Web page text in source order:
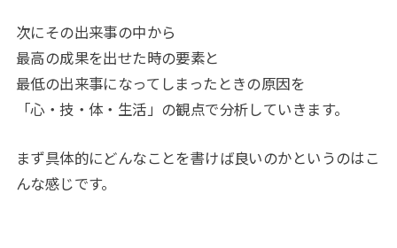
次にその出来事の中から
最高の成果を出せた時の要素と
最低の出来事になってしまったときの原因を
「心・技・体・生活」の観点で分析していきます。
まず具体的にどんなことを書けば良いのかというのはこ
んな感じです。